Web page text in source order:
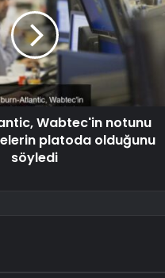
Wabtec'in notunu
platoda olduğunu
söyledi